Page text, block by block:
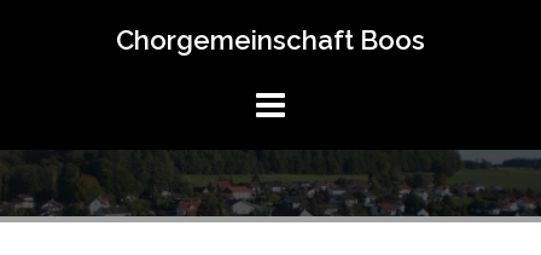
Chorgemeinschaft Boos